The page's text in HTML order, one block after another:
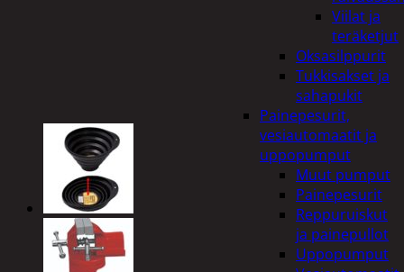
Viilat ja
teräketjut
Oksasilppurit
Tukkisakset ja
sahapukit
Painepesurit,
vesiautomaatit ja
uppopumput
Muut pumput
Painepesurit
Reppuruiskut
ja painepullot
Uppopumput